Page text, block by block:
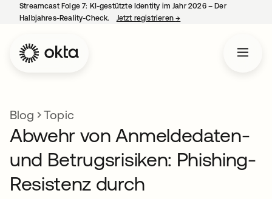
Streamcast Folge 7: KI-gestützte Identity im Jahr 2026 – Der
Halbjahres-Reality-Check.
Jetzt registrieren→
Blog Topic
Abwehr von Anmeldedaten-
und Betrugsrisiken: Phishing-
Resistenz durch